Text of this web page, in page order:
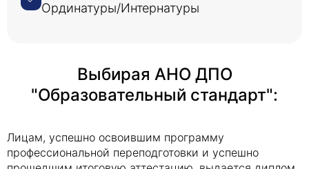
Ординатуры/Интернатуры
Выбирая АНО ДПО
"Образовательный стандарт":
Лицам, успешно освоившим программу
профессиональной переподготовки и успешно